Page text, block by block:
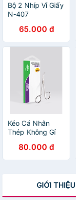
Bộ 2 Nhíp Vỉ Giấy
N-407
65.000 đ
Kéo Cá Nhân
Thép Không Gỉ
60180.000 đ
GIỚI THIỆU